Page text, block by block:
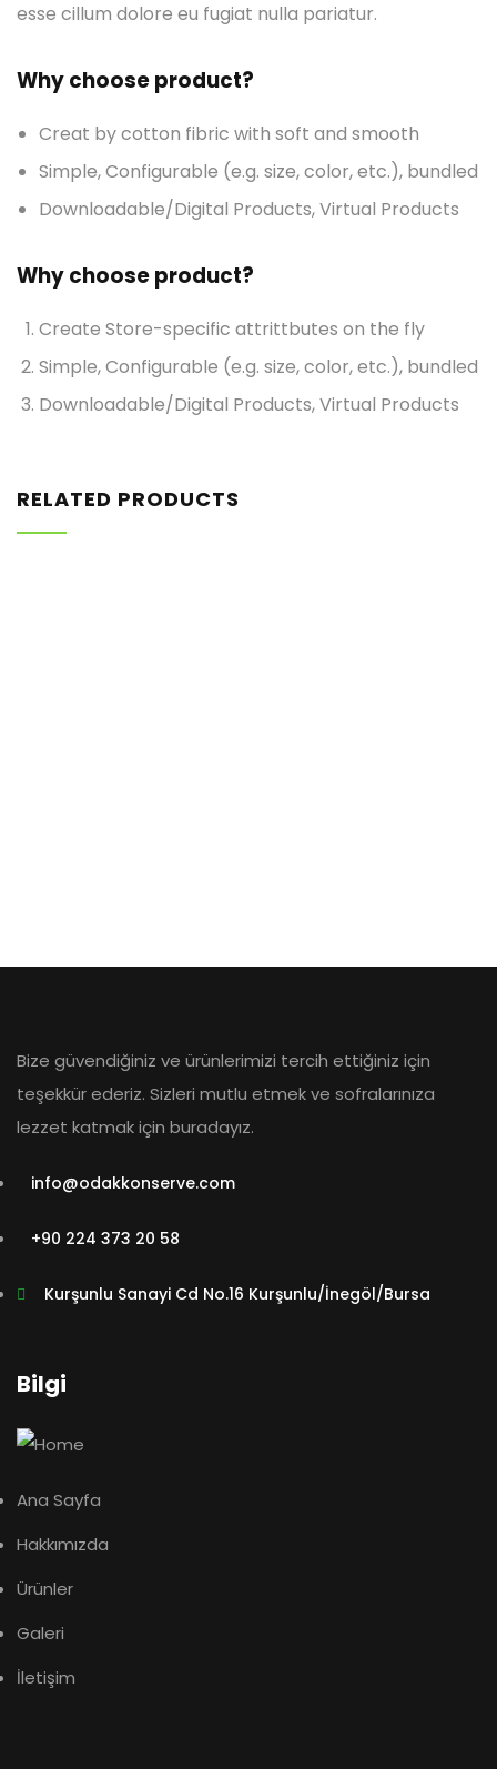
esse cillum dolore eu fugiat nulla pariatur.
Why choose product?
Creat by cotton fibric with soft and smooth
Simple, Configurable (e.g. size, color, etc.), bundled
Downloadable/Digital Products, Virtual Products
Why choose product?
Create Store-specific attrittbutes on the fly
Simple, Configurable (e.g. size, color, etc.), bundled
Downloadable/Digital Products, Virtual Products
RELATED PRODUCTS
500.00
Malachite Carnaby Mug
RAR Rocking Arm chair
Bize güvendiğiniz ve ürünlerimizi tercih ettiğiniz için
teşekkür ederiz. Sizleri mutlu etmek ve sofralarınıza
lezzet katmak için buradayız.
info@odakkonserve.com
+90 224 373 20 58
Kurşunlu Sanayi Cd No.16 Kurşunlu/İnegöl/Bursa
Bilgi
Ana Sayfa
Hakkımızda
Ürünler
Galeri
İletişim